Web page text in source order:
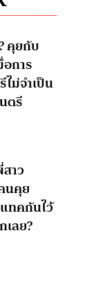
คุยกับ
อการ
ม่จำเป็น
ตรี
าว
นคุย
ทคกันไว้
ลย?